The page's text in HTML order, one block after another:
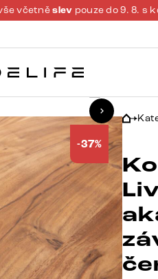
včetněslev pouze do 9. 8. s
-37%